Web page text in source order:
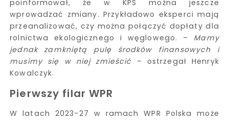
poinformował, że w KPS można jeszcze
wprowadzać zmiany. Przykładowo eksperci mają
przeanalizować, czy można połączyć dopłaty dla
rolnictwa ekologicznego i węglowego. – Mamy
jednak zamkniętą pulę środków finansowych i
musimy się w niej zmieścić – ostrzegał Henryk
Kowalczyk.
Pierwszy filar WPR
W latach 2023-27 w ramach WPR Polska może